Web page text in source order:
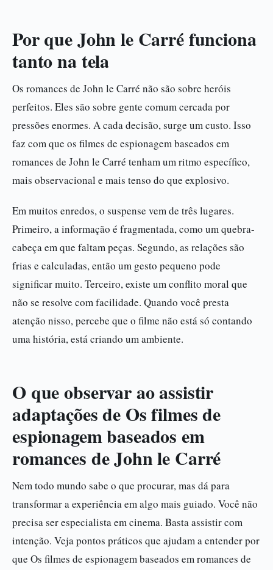
Por que John le Carré funciona
tanto na tela
Os romances de John le Carré não são sobre heróis
perfeitos. Eles são sobre gente comum cercada por
pressões enormes. A cada decisão, surge um custo. Isso
faz com que os filmes de espionagem baseados em
romances de John le Carré tenham um ritmo específico,
mais observacional e mais tenso do que explosivo.
Em muitos enredos, o suspense vem de três lugares.
Primeiro, a informação é fragmentada, como um quebra-
cabeça em que faltam peças. Segundo, as relações são
frias e calculadas, então um gesto pequeno pode
significar muito. Terceiro, existe um conflito moral que
não se resolve com facilidade. Quando você presta
atenção nisso, percebe que o filme não está só contando
uma história, está criando um ambiente.
O que observar ao assistir
adaptações de Os filmes de
espionagem baseados em
romances de John le Carré
Nem todo mundo sabe o que procurar, mas dá para
transformar a experiência em algo mais guiado. Você não
precisa ser especialista em cinema. Basta assistir com
intenção. Veja pontos práticos que ajudam a entender por
que Os filmes de espionagem baseados em romances de